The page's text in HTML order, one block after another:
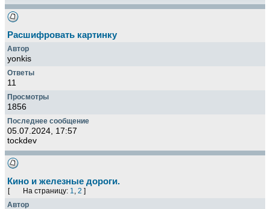
Расшифровать картинку
yonkis
11
1856
05.07.2024, 17:57
tockdev
Кино и железные дороги.
[ На страницу: 1, 2 ]